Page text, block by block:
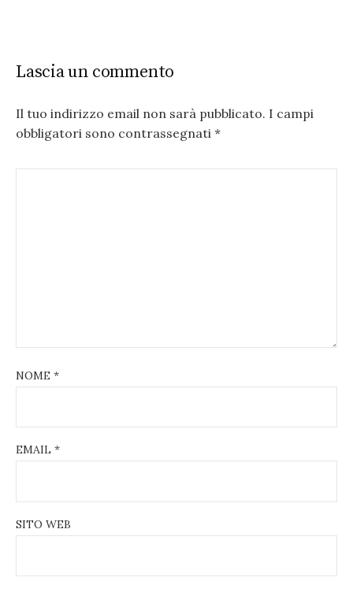
Lascia un commento
Il tuo indirizzo email non sarà pubblicato. I campi
obbligatori sono contrassegnati *
NOME *
EMAIL *
SITO WEB